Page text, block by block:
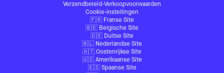
Verzendbeleid-Verkoopvoorwaarden
Cookie-instellingen
🇫🇷 Franse Site
🇧🇪 Belgische Site
🇩🇪 Duitse Site
🇳🇱 Nederlandse Site
🇦🇹 Oostenrijkse Site
🇺🇸 Amerikaanse Site
🇪🇸 Spaanse Site